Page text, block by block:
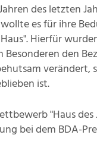
des letzten
es für ihre
Hierfür
den
verändert,
ist.
"Haus
bei dem BDA-